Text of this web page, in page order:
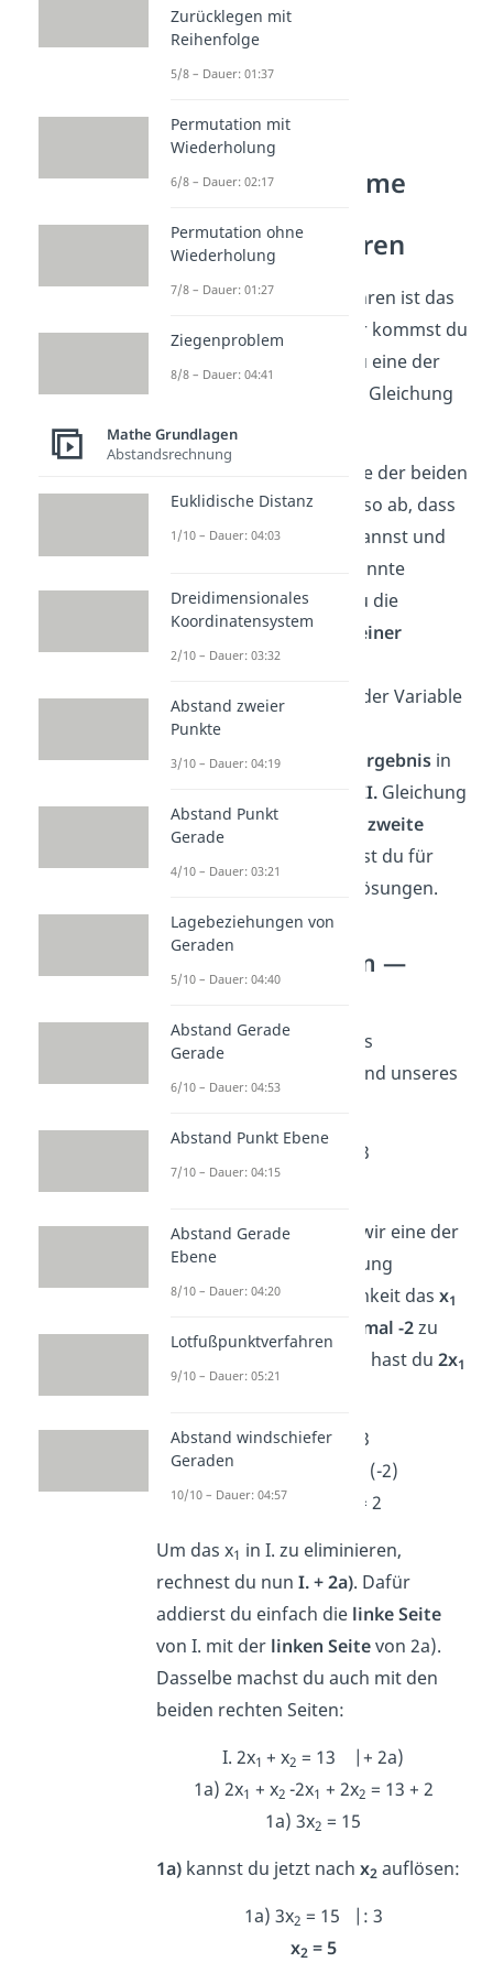
Lineare
Gleichungssysteme
Additionsverfahren
Das dritte Lösungsverfahren ist das
Additionsverfahren
Hier kommst du
auf die Lösung, indem du eine der
beiden Variablen in einer Gleichung
eliminierst
Ändere eine der beiden
Gleichungen, z. B. II., so ab, dass
duI. +/- II.rechnen kannst und
dadurch eine Unbekannte
wegfällt. Nun hast du die
GleichungI.mit nur
einer
Variablen.
2. Schritt:Löse nach der Variable
auf.
3. Schritt:Setze das Ergebnisin
II.Gleichung
ein und berechne die zweite
. Jetzt hast du für
beide Variablen die Lösungen.
Additionsverfahren —
Beispielrechnung
Schauen wir uns auch das
Additionsverfahren anhand unseres
I. 2x + x
= 13
II. x
Im ersten Schritt wollen wir eine der
Variablen in der
Gleichung
eliminieren. Eine Möglichkeit das x1
II. mal -2zu
rechnen. Denn im I. Term hast du 2x1
und im II. nur eins:
I. 2x1+ x2= 13
II. x
= -1 |· (-2)
2a) -2x
= 2
Um das x1 in I. zu eliminieren,
rechnest du nun I. + 2a). Dafür
addierst du einfach die linke Seite
von I. mit der linken Seitevon 2a).
Dasselbe machst du auch mit den
beiden rechten Seiten:
I. 2x1+ x2 = 13 |+ 2a)
1a) 2x1 + x2 -2x1 + 2x2 = 13 + 2
1a) 3x2 = 15
1a)kannst du jetzt nach x2 auflösen:
1a) 3x2 = 15 |: 3
x2 = 5
Zurücklegen mit
Reihenfolge
5/8 – Dauer: 01:37
Permutation mit
Wiederholung
6/8 – Dauer: 02:17
Permutation ohne
Wiederholung
7/8 – Dauer: 01:27
Ziegenproblem
8/8 – Dauer: 04:41
Mathe Grundlagen
Abstandsrechnung
Euklidische Distanz
1/10 – Dauer: 04:03
Dreidimensionales
Koordinatensystem
2/10 – Dauer: 03:32
Abstand zweier
Punkte
3/10 – Dauer: 04:19
Abstand Punkt
Gerade
4/10 – Dauer: 03:21
Lagebeziehungen von
Geraden
5/10 – Dauer: 04:40
Abstand Gerade
Gerade
6/10 – Dauer: 04:53
Abstand Punkt Ebene
7/10 – Dauer: 04:15
Abstand Gerade
Ebene
8/10 – Dauer: 04:20
Lotfußpunktverfahren
9/10 – Dauer: 05:21
Abstand windschiefer
Geraden
10/10 – Dauer: 04:57